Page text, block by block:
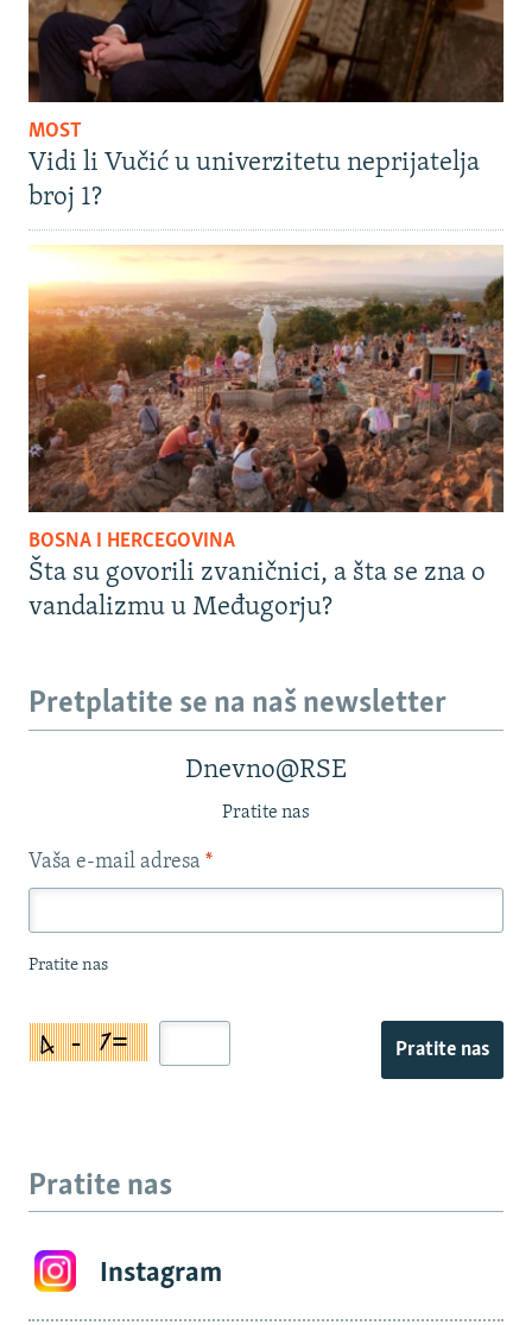
MOST
Vidi li Vučić u univerzitetu neprijatelja
broj 1?
BOSNA I HERCEGOVINA
Šta su govorili zvaničnici, a šta se zna o
vandalizmu u Međugorju?
Pretplatite se na naš newsletter
Dnevno@RSE
Pratite nas
Vaša e-mail adresa *
Pratite nas
Pratite nas
Pratite nas
Instagram